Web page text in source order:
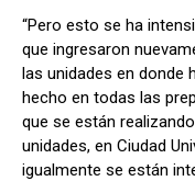
“Pero esto se ha
que ingresaron
las unidades en donde
hecho en todas las
que se están
unidades, en Ciudad
igualmente se están